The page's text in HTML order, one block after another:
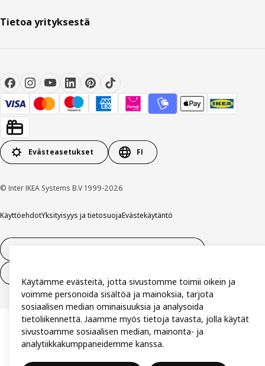
Tietoa yrityksestä
Evästeasetukset FI
© Inter IKEA Systems B.V 1999-2026
KäyttöehdotYksityisyys ja tietosuojaEvästekäytäntö
Käytämme evästeitä, jotta sivustomme toimii oikein ja
voimme personoida sisältöä ja mainoksia, tarjota
sosiaalisen median ominaisuuksia ja analysoida
tietoliikennettä. Jaamme myös tietoja tavasta, jolla käytät
sivustoamme sosiaalisen median, mainonta- ja
analytiikkakumppaneidemme kanssa.